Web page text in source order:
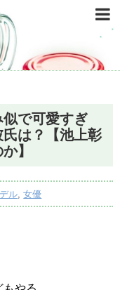
で可愛すぎ
は？【池上彰
】
ル,女優